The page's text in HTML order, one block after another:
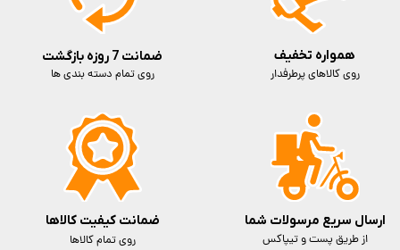
ضمانت 7 روزه بازگشت
روی تمام دسته بندی ها
ارسال سریع مرسولات شما
از طریق پست و تیپاکس
ضمانت کیفیت کالاها
روی تمام کالاها
همواره تخفیف
روی کالاهای پرطرفدار